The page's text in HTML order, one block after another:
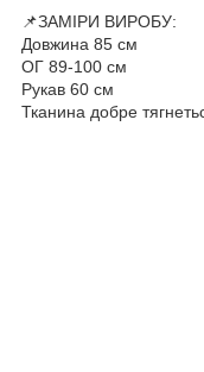
📌ЗАМІРИ ВИРОБУ:
Довжина 85 см
ОГ 89-100 см
Рукав 60 см
Тканина добре